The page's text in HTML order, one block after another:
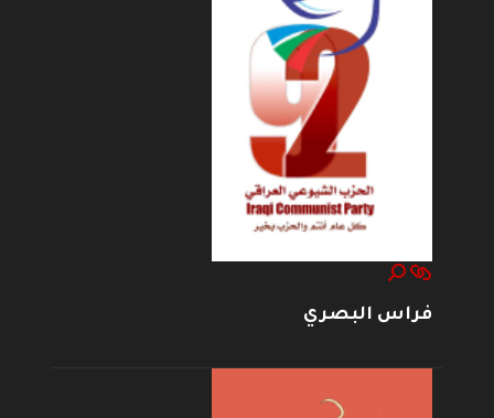
فراس البصري